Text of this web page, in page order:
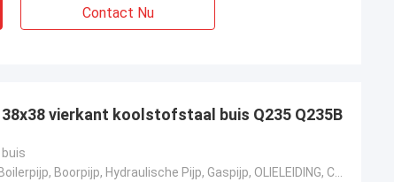
Contact Nu
vierkant koolstofstaal buis Q235 Q235B